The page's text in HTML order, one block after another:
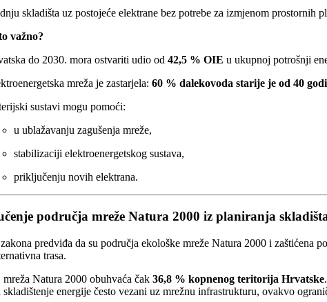
skladišta uz postojeće elektrane bez potrebe za izmjenom
važno?
do 2030. mora ostvariti udio od42,5 % OIE u ukupnoj potrošnji
mreža je zastarjela: 60 % dalekovoda starije je od 40
sustavi mogu pomoći:
u ublažavanju zagušenja mreže,
stabilizaciji elektroenergetskog sustava,
priključenju novih elektrana.
područja mreže Natura 2000 iz planiranja
predviđa da su područja ekološke mreže Natura 2000 i zaštićena
trasa.
Natura 2000 obuhvaća čak 36,8 % kopnenog teritorija Hrvatske
skladištenje energije često vezani uz mrežnu infrastrukturu, ovakvo